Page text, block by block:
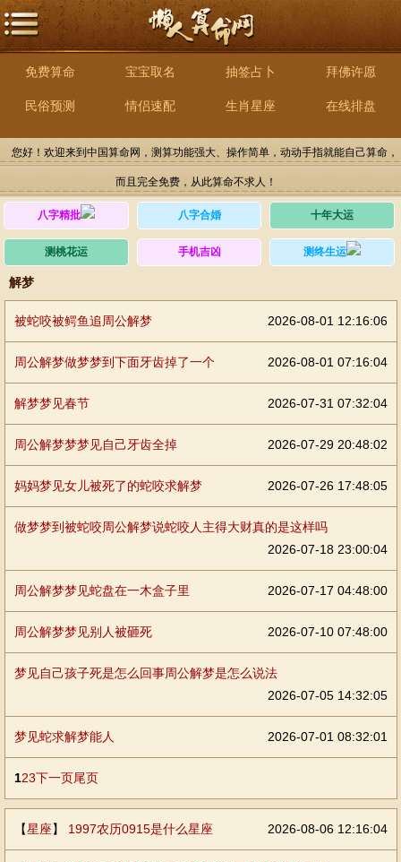
免费算命 宝宝取名 抽签占卜 拜佛许愿
民俗预测 情侣速配 生肖星座 在线排盘
您好！欢迎来到中国算命网，测算功能强大、操作简单，动动手指就能自己算命，
而且完全免费，从此算命不求人！
八字精批 八字合婚 十年大运
测桃花运 手机吉凶 测终生运
解梦
被蛇咬被鳄鱼追周公解梦 2026-08-01 12:16:06
周公解梦做梦梦到下面牙齿掉了一个 2026-08-01 07:16:04
解梦梦见春节 2026-07-31 07:32:04
周公解梦梦梦见自己牙齿全掉 2026-07-29 20:48:02
妈妈梦见女儿被死了的蛇咬求解梦 2026-07-26 17:48:05
做梦梦到被蛇咬周公解梦说蛇咬人主得大财真的是这样吗
2026-07-18 23:00:04
周公解梦梦见蛇盘在一木盒子里 2026-07-17 04:48:00
周公解梦梦见别人被砸死 2026-07-10 07:48:00
梦见自己孩子死是怎么回事周公解梦是怎么说法
2026-07-05 14:32:05
梦见蛇求解梦能人 2026-07-01 08:32:01
123下一页尾页
【星座】 1997农历0915是什么星座 2026-08-06 12:16:04